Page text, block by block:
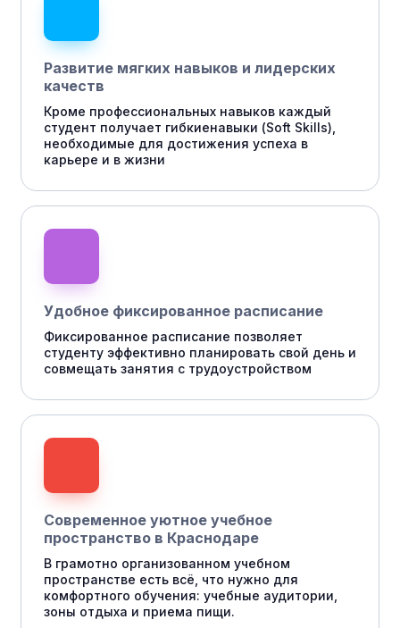
Развитие мягких навыков и лидерских
качеств
Кроме профессиональных навыков каждый
студент получает гибкиенавыки (Soft Skills),
необходимые для достижения успеха в
карьере и в жизни
Удобное фиксированное расписание
Фиксированное расписание позволяет
студенту эффективно планировать свой день и
совмещать занятия с трудоустройством
Современное уютное учебное
пространство в Краснодаре
В грамотно организованном учебном
пространстве есть всё, что нужно для
комфортного обучения: учебные аудитории,
зоны отдыха и приема пищи.